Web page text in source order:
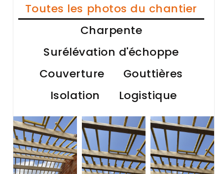
Toutes les photos du chantier
Charpente
Surélévation d'échoppe
Couverture
Gouttières
Isolation
Logistique